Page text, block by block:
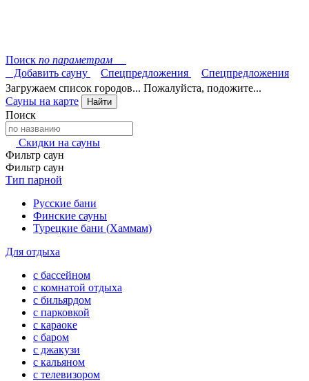
Поиск по параметрам
Добавить сауну
Спецпредложения
Спецпредложения
Загружаем список городов... Пожалуйста, подожите...
Сауны на карте
Найти
Поиск
Скидки на сауны
Фильтр саун
Фильтр саун
Тип парной
Русские бани
Финские сауны
Турецкие бани (Хаммам)
Для отдыха
с бассейном
с комнатой отдыха
с бильярдом
с парковкой
с караоке
с баром
с джакузи
с кальяном
с телевизором